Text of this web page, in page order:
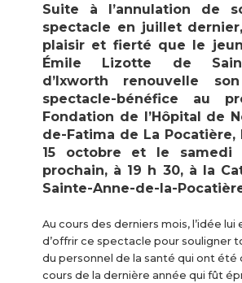
Suite à l’annulation de
spectacle en juillet
plaisir et fierté que le
Émile Lizotte de
d’Ixworth renouvelle
spectacle-bénéfice au
Fondation de l’Hôpital de
de-Fatima de La
15 octobre et le samedi
prochain, à 19 h 30, à la
Sainte-Anne-de-la-
Au cours des derniers mois, l’idée lui
d’offrir ce spectacle pour souligner
du personnel de la santé qui ont été
cours de la dernière année qui fût